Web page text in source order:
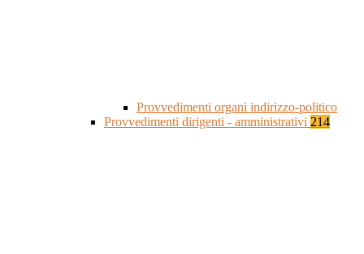
Provvedimenti organi indirizzo-politico
Provvedimenti dirigenti - amministrativi 214